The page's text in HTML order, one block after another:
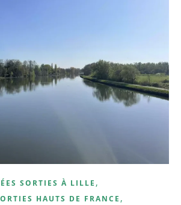
SORTIES À LILLE ,
HAUTS DE FRANCE ,